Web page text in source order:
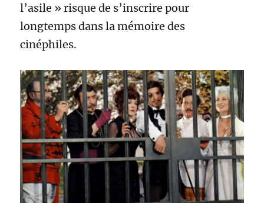
l’asile » risque de s’inscrire pour
longtemps dans la mémoire des
cinéphiles.